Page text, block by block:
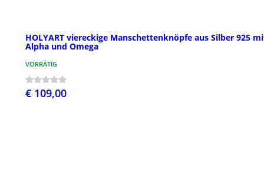
HOLYART viereckige Manschettenknöpfe aus Silber 925
Alpha und Omega
VORRÄTIG
€ 109,00